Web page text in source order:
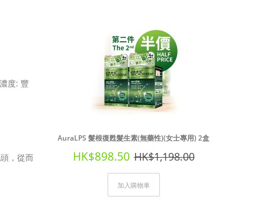
度: 豐
，從而
AuraLPS 髮根復甦髮生素(無藥性)(女士專用) 2盒
HK$898.50 HK$1,198.00
加入購物車